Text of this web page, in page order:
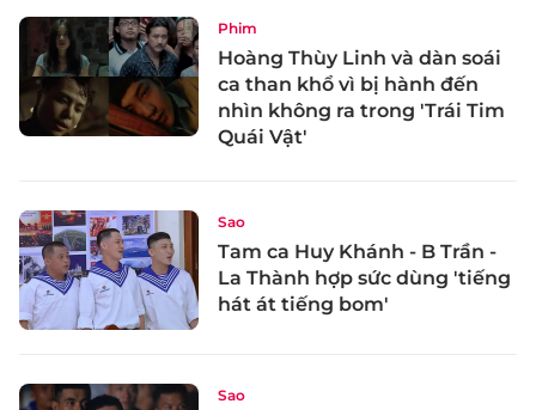
Phim
Hoàng Thùy Linh và dàn soái
ca than khổ vì bị hành đến
nhìn không ra trong 'Trái Tim
Quái Vật'
Sao
Tam ca Huy Khánh - B Trần -
La Thành hợp sức dùng 'tiếng
hát át tiếng bom'
Sao